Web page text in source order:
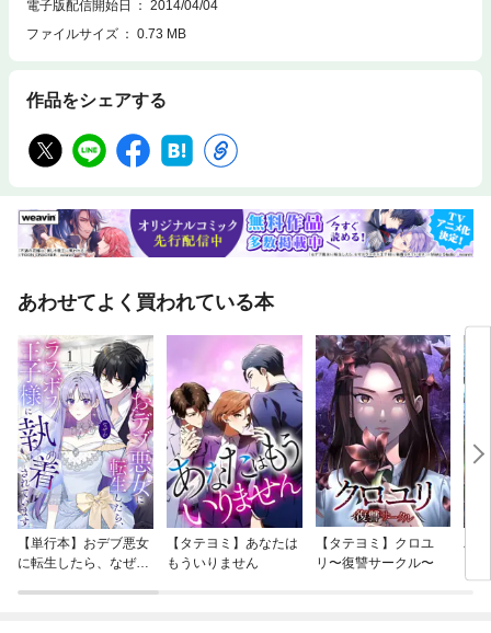
電子版配信開始日
2014/04/04
ファイルサイズ
0.73 MB
作品をシェアする
あわせてよく買われている本
【単行本】おデブ悪女
に転生したら、なぜか
【タテヨミ】あなたは
もういりません
【タテヨミ】クロユ
リ〜復讐サークル〜
バ
今